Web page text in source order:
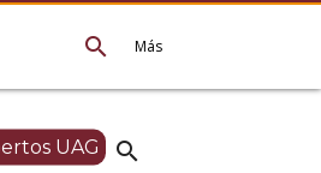
Más
search
search
UAG